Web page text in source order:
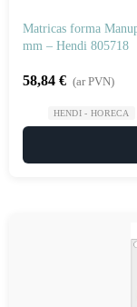
Matricas forma
mm – Hendi 805718
58,84 € (ar PVN)
HENDI - HORECA